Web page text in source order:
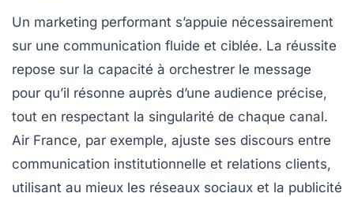
Un marketing performant s’appuie nécessairement
sur une communication fluide et ciblée. La réussite
repose sur la capacité à orchestrer le message
pour qu’il résonne auprès d’une audience précise,
tout en respectant la singularité de chaque canal.
Air France, par exemple, ajuste ses discours entre
communication institutionnelle et relations clients,
utilisant au mieux les réseaux sociaux et la publicité